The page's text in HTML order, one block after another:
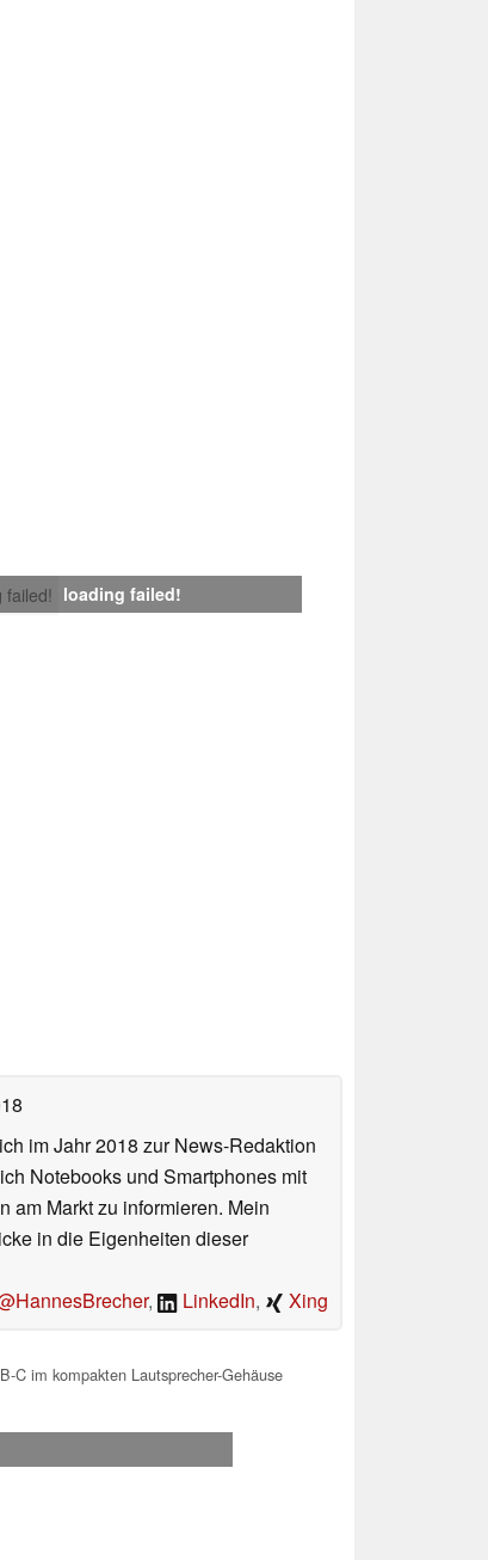
failed! loading failed!
im Jahr 2018 zur News-Redaktion
Notebooks und Smartphones mit
am Markt zu informieren. Mein
in die Eigenheiten dieser
, LinkedIn, Xing
im kompakten Lautsprecher-Gehäuse